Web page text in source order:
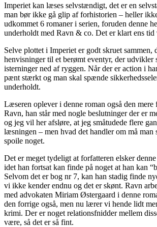
Imperiet kan læses selvstændigt, det er en
man bør ikke gå glip af forhistorien – heller
udkommet 6 romaner i serien, foruden denne
underholdt med Ravn & co. Det er klart ens
Selve plottet i Imperiet er godt skruet sammen,
henvisninger til et berømt eventyr, der udvikler
isterninger ned af ryggen. Når der er action i
pænt stærkt og man skal spænde
underholdt.
Læseren oplever i denne roman også den mere
Ravn, han står med nogle beslutninger der er
og jeg vil her afsløre, at jeg småtudede flere
læsningen – men hvad det handler om må
spoile noget.
Det er meget tydeligt at forfatteren elsker
idet han fortsat kan finde på noget at han kan
Selvom det er bog nr 7, kan han stadig finde
vi ikke kender endnu og det er skønt. Ravn
med advokaten Miriam Østergaard i denne
den forrige også, men nu lærer vi hende lidt
krimi. Der er noget relationsfnidder mellem
være, så det er så fint.